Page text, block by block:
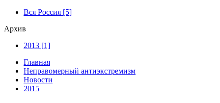
Вся Россия [5]
Архив
2013 [1]
Главная
Неправомерный антиэкстремизм
Новости
2015